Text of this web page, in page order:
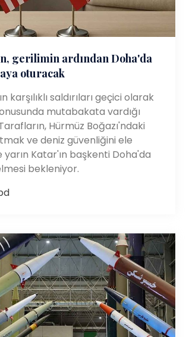
gerilimin ardından Doha'da
oturacak
karşılıklı saldırıları geçici olarak
mutabakata vardığı
Hürmüz Boğazı'ndaki
ve deniz güvenliğini ele
Katar'ın başkenti Doha'da
bekleniyor.